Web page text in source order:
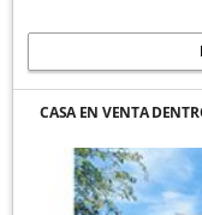
CASA EN VENTA